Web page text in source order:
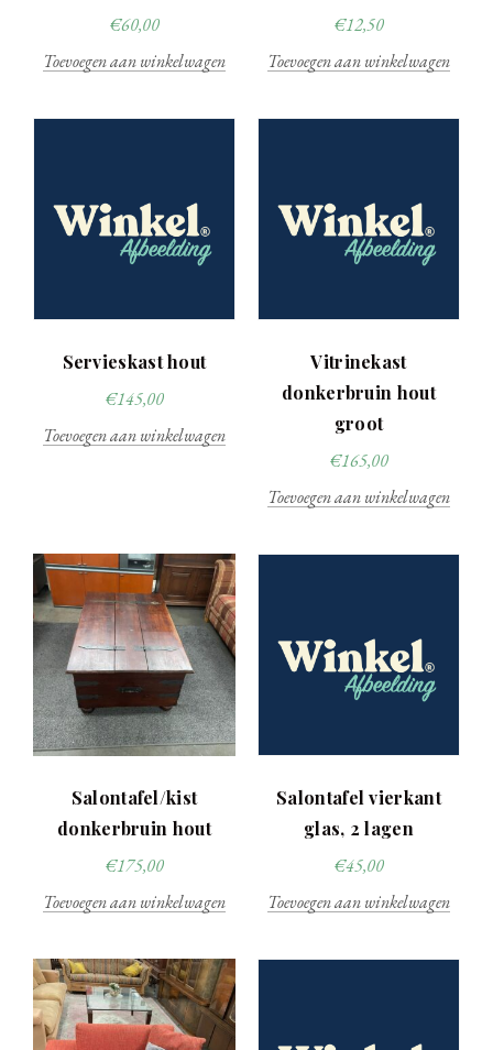
€60,00
Toevoegen aan winkelwagen
€12,50
Toevoegen aan winkelwagen
Servieskast hout
€145,00
Toevoegen aan winkelwagen
Vitrinekast
donkerbruin hout
groot
€165,00
Toevoegen aan winkelwagen
Salontafel/kist
donkerbruin hout
€175,00
Toevoegen aan winkelwagen
Salontafel vierkant
glas, 2 lagen
€45,00
Toevoegen aan winkelwagen